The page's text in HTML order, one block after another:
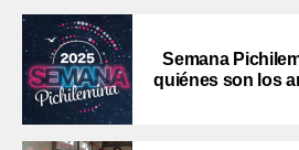
Semana
quiénes son los